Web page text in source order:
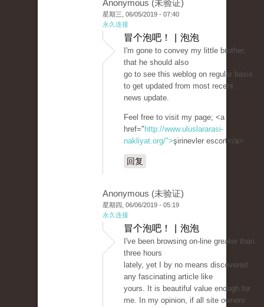
Anonymous (未验证)
星期三, 06/05/2019 - 07:40
永久连接
冒个泡吧！ | 泡泡
I'm gone to convey my little brother,
that he should also
go to see this weblog on regular basis
to get updated from most recent
news update.
Feel free to visit my page; <a
href=" http://www.uluslararasi-
nakliyat.org/">şirinevler escort</a>
回复
Anonymous (未验证)
星期四, 06/06/2019 - 05:19
永久连接
冒个泡吧！ | 泡泡
I've been browsing on-line greater than
three hours
lately, yet I by no means discovered
any fascinating article like
yours. It is beautiful value enough for
me. In my opinion, if all site owners